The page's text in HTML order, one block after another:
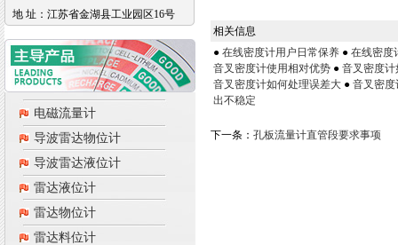
地 址：江苏省金湖县工业园区16号
电磁流量计
导波雷达物位计
导波雷达液位计
雷达液位计
雷达物位计
雷达料位计
相关信息
● 在线密度计用户日常保养 ● 在线密度
音叉密度计使用相对优势 ● 音叉密度
音叉密度计如何处理误差大 ● 音叉密度
出不稳定
下一条： 孔板流量计直管段要求事项